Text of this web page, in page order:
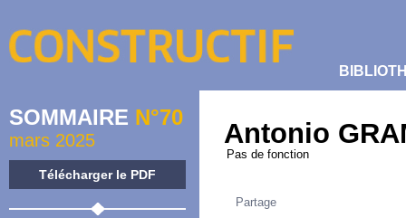
SOMMAIRE N°70
mars 2025
Télécharger le PDF
Antonio
Pas de fonction
Partage